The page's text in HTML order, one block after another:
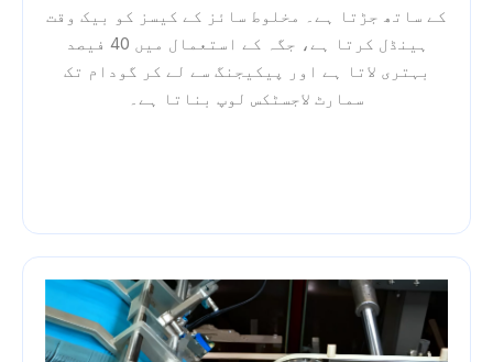
کے ساتھ جڑتا ہے۔ مخلوط سائز کے کیسز کو بیک وقت
ہینڈل کرتا ہے، جگہ کے استعمال میں 40 فیصد
بہتری لاتا ہے اور پیکیجنگ سے لے کر گودام تک
سمارٹ لاجسٹکس لوپ بناتا ہے۔